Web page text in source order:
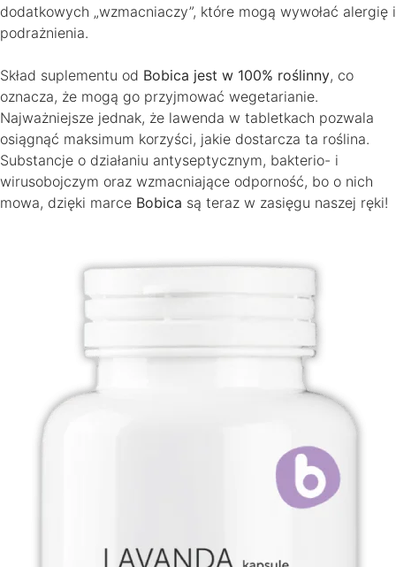
dodatkowych „wzmacniaczy”, które mogą wywołać alergię i
podrażnienia.
Skład suplementu od Bobica jest w 100% roślinny, co
oznacza, że mogą go przyjmować wegetarianie.
Najważniejsze jednak, że lawenda w tabletkach pozwala
osiągnąć maksimum korzyści, jakie dostarcza ta roślina.
Substancje o działaniu antyseptycznym, bakterio- i
wirusobojczym oraz wzmacniające odporność, bo o nich
mowa, dzięki marce Bobica są teraz w zasięgu naszej ręki!